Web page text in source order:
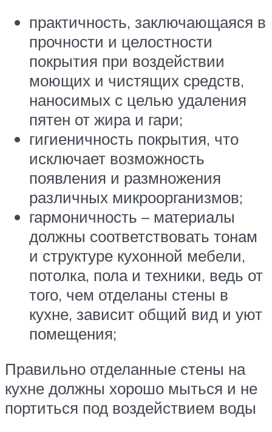
практичность, заключающаяся в
прочности и целостности
покрытия при воздействии
моющих и чистящих средств,
наносимых с целью удаления
пятен от жира и гари;
гигиеничность покрытия, что
исключает возможность
появления и размножения
различных микроорганизмов;
гармоничность – материалы
должны соответствовать тонам
и структуре кухонной мебели,
потолка, пола и техники, ведь от
того, чем отделаны стены в
кухне, зависит общий вид и уют
помещения;
Правильно отделанные стены на
кухне должны хорошо мыться и не
портиться под воздействием воды